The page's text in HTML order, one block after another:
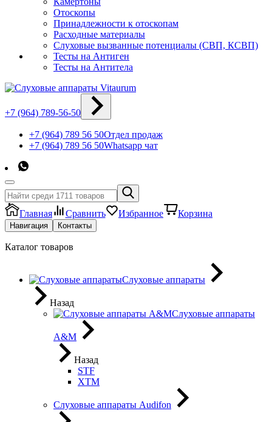
Отоскопы
Принадлежности к отоскопам
Расходные материалы
Слуховые вызванные потенциалы (СВП, КСВП)
Тесты на Антиген
Тесты на Антитела
+7 (964) 789-56-50
+7 (964) 789 56 50Отдел продаж
+7 (964) 789 56 50Whatsapp чат
Главная Сравнить Избранное Корзина
Навигация Контакты
Каталог товаров
Слуховые аппараты
Назад
Слуховые аппараты
A&M
Назад
STF
XTM
Слуховые аппараты Audifon